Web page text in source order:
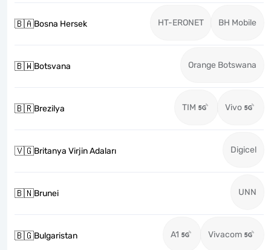
🇧🇦Bosna Hersek HT-ERONET BH Mobile
🇧🇼Botsvana Orange Botswana
🇧🇷Brezilya TIM Vivo
🇻🇬Britanya Virjin Adaları Digicel
🇧🇳Brunei UNN
🇧🇬Bulgaristan A1 Vivacom